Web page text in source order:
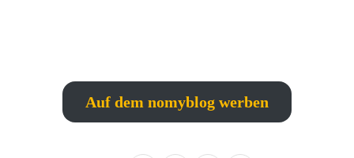
Auf dem nomyblog werben